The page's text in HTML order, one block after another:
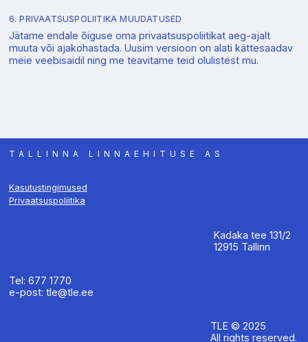
6. PRIVAATSUSPOLIITIKA MUUDATUSED
Jätame endale õiguse oma privaatsuspoliitikat aeg-ajalt
muuta või ajakohastada. Uusim versioon on alati kättesaadav
meie veebisaidil ning me teavitame teid olulistest mu.
TALLINNA LINNAEHITUSE AS
Kasutustingimused
Privaatsuspoliitika
Kadaka tee 131/2
12915 Tallinn
Tel: 677 1770
e-post: tle@tle.ee
TLE © 2025
All rights reserved.